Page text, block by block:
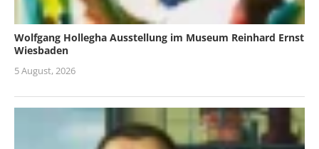
Wolfgang Hollegha Ausstellung im Museum Reinhard Ernst
Wiesbaden
5 August, 2026